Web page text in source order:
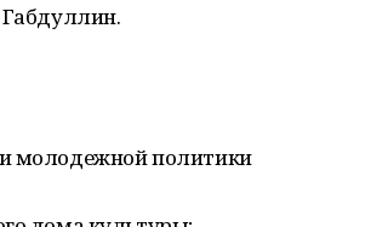
молодежной политики